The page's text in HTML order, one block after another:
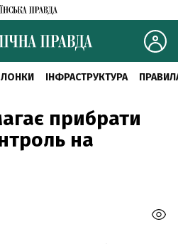
ІНФРАСТРУКТУРА
прибрати
на